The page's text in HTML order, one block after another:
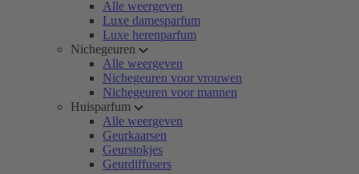
Alle weergeven
Luxe damesparfum
Luxe herenparfum
Nichegeuren
Alle weergeven
Nichegeuren voor vrouwen
Nichegeuren voor mannen
Huisparfum
Alle weergeven
Geurkaarsen
Geurstokjes
Geurdiffusers